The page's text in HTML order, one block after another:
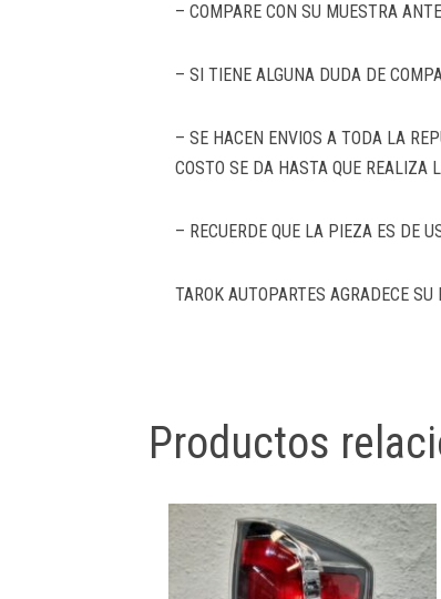
– COMPARE CON SU MUESTRA
– SI TIENE ALGUNA DUDA DE
– SE HACEN ENVIOS A TODA LA
COSTO SE DA HASTA QUE REALIZA
– RECUERDE QUE LA PIEZA ES DE
TAROK AUTOPARTES AGRADECE SU
Productos